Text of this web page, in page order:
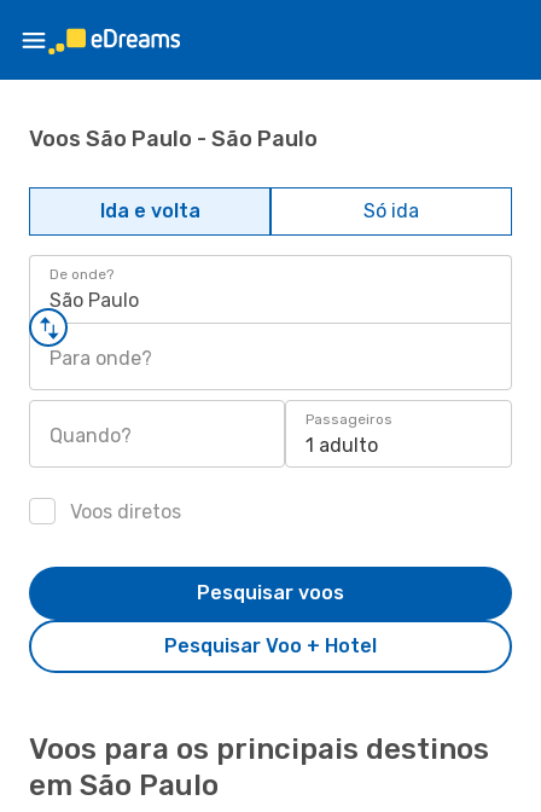
Voos São Paulo - São Paulo
Ida e volta Só ida
De onde?
São Paulo
Para onde?
Quando?
Passageiros
1 adulto
Voos diretos
Pesquisar Voo + Hotel
Pesquisar voos
Voos para os principais destinos
em São Paulo